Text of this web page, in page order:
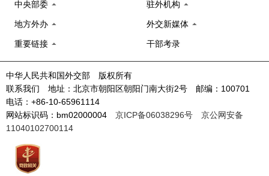
中央部委 驻外机构
地方外办 外交新媒体
重要链接 干部考录
中华人民共和国外交部 版权所有
联系我们 地址：北京市朝阳区朝阳门南大街2号 邮编：100701
电话：+86-10-65961114
网站标识码：bm02000004 京ICP备06038296号
京公网安备
11040102700114